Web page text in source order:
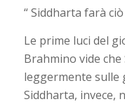
“ Siddharta farà
Le prime luci del
Brahmino vide
leggermente sulle
Siddharta, invece,